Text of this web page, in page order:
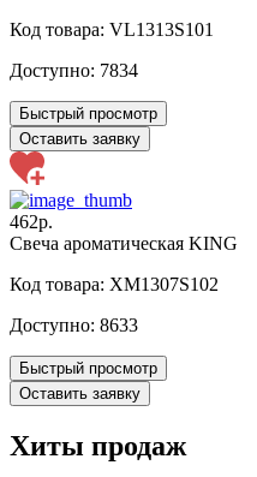
Код товара: VL1313S101
Доступно: 7834
Быстрый просмотр
Оставить заявку
462р.
Свеча ароматическая KING
Код товара: XM1307S102
Доступно: 8633
Быстрый просмотр
Оставить заявку
Хиты продаж